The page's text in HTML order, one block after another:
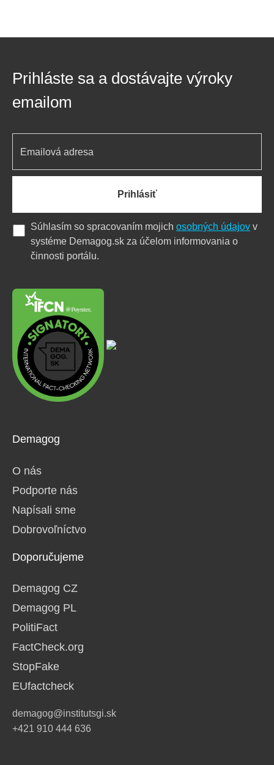
Demagog
O nás
Podporte nás
Napísali sme
Dobrovoľníctvo
Doporučujeme
Demagog CZ
Demagog PL
PolitiFact
FactCheck.org
StopFake
EUfactcheck
demagog@institutsgi.sk
+421 910 444 636
Prihláste sa a dostávajte výroky
emailom
Prihlásiť
Súhlasím so spracovaním mojich osobných údajov v
systéme Demagog.sk za účelom informovania o
činnosti portálu.